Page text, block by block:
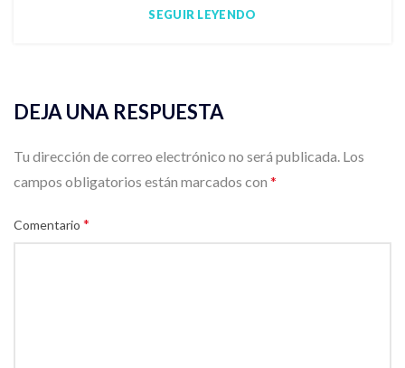
SEGUIR LEYENDO
DEJA UNA RESPUESTA
Tu dirección de correo electrónico no será publicada. Los
campos obligatorios están marcados con *
Comentario *